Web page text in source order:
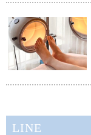
LINE